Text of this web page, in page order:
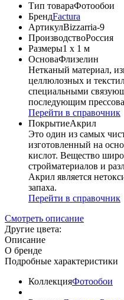
Тип товараФотообои
БрендFactura
АртикулBizzarria-9
ПроизводствоРоссия
Размеры1 x 1 м
ОсноваФлизелин
Нетканый материал,
целлюлозных и
специальными
последующим
Перейти в справочник
ПокрытиеАкрил
Это один из самых
изготовленный на
кислот. Вещество
стройматериалов и
Акрил является
запаха.
Перейти в справочник
Смотреть описание
Другие цвета:
Описание
О бренде
Подробные характеристики
КоллекцияФотообои